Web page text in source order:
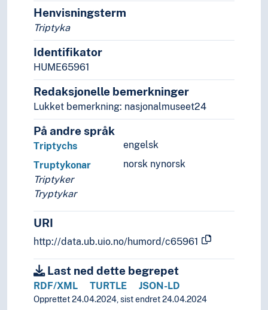
Samfunnsvitenskap
Språk
Tid i enheter, stadier og perioder
Henvisningsterm
Triptyka
Identifikator
HUME65961
Redaksjonelle bemerkninger
Lukket bemerkning: nasjonalmuseet24
På andre språk
engelsk
Triptychs
norsk nynorsk
Truptykonar
Triptyker
Tryptykar
URI
http://data.ub.uio.no/humord/c65961
Last ned dette begrepet
RDF/XML TURTLE JSON-LD
Opprettet 24.04.2024, sist endret 24.04.2024